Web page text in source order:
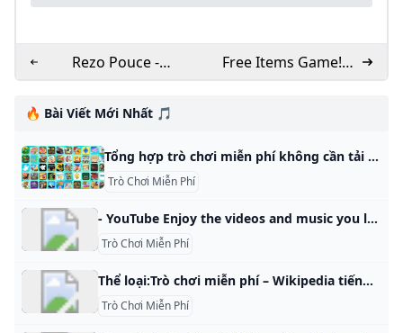
Rezo Pouce -
Lautostop au
quotidien
Free Items Game! -
Roblox
🔥 Bài Viết Mới Nhất 🎵
Tổng hợp trò chơi miễn phí không cần tải về và chơi ngay Trải nghiệm các trò chơi miễn phí nhưng không cần tải là phương án được nhiều tín đồ lựa chọn. Bạn có thể thực hiện điều này qua gợi ý sau. Được biết, Y8 chính là một trong những nền tảng sở hữu số lượng trò chơi trực tuyến lớn nhất hiện nay. Đến với nền tảng này, bạn có thể chọn một số tựa game nổi bật sau: Đào Vàng Đào Vàng là một trong những trò chơi kinh điển và phổ biến nhất trong làng game trực tuyến.
Trò Chơi Miễn Phí
- YouTube Enjoy the videos and music you love, upload original content, and share it all with friends, family, and the world on YouTube.
Trò Chơi Miễn Phí
Thể loại:Trò chơi miễn phí – Wikipedia tiếng Việt Thêm ngôn ngữ Thêm liên kếtThể loại này chứa 2 trang sau, trên tổng số 2 trang. A Anno Online L Liên Minh Huyền Thoại Anno Online Liên Minh Huyền Thoại
Trò Chơi Miễn Phí